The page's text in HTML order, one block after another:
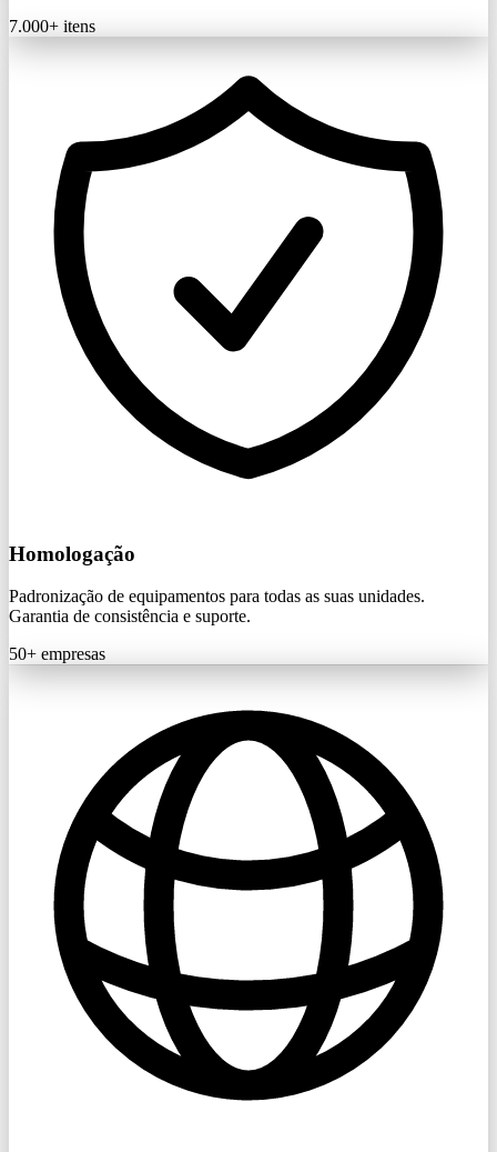
7.000+ itens
Homologação
Padronização de equipamentos para todas as suas unidades.
Garantia de consistência e suporte.
50+ empresas